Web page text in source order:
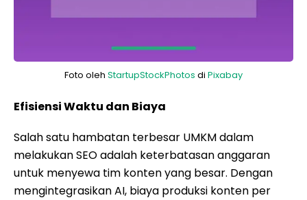
Foto oleh StartupStockPhotos di Pixabay
Efisiensi Waktu dan Biaya
Salah satu hambatan terbesar UMKM dalam
melakukan SEO adalah keterbatasan anggaran
untuk menyewa tim konten yang besar. Dengan
mengintegrasikan AI, biaya produksi konten per